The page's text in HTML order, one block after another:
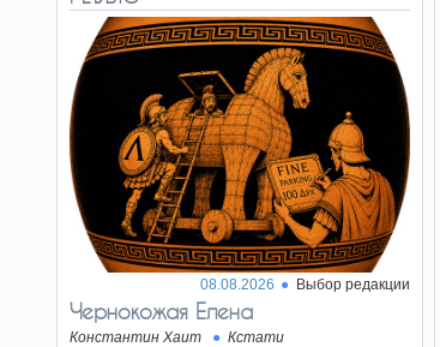
16.05.26
Староместская
площадь на закате
Прага (Чехия)
09.05.26
«Золотой
павильон» в Кинкаку-джии
Киото (Япония)
02.05.26 Вечерний Яффо
Яффо (Израиль)
08.08.2026 Выбор редакции
Чернокожая Елена
Константин Хаит Кстати